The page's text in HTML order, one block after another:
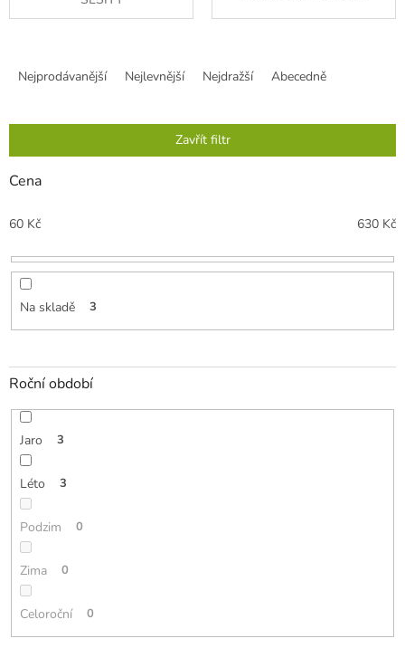
í
p
r
o
d
u
k
Nejprodávanější Nejlevnější Nejdražší Abecedně
Zavřít filtr
Cena
60 Kč 630 Kč
Na skladě 3
Roční období
Jaro 3
Léto 3
Podzim 0
Zima 0
Celoroční 0